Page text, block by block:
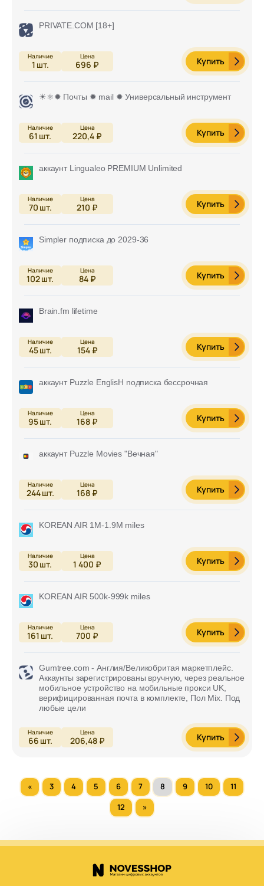
PRIVATE.COM [18+]
1 шт. 696 ₽ Купить
☀⚛️✹ Почты ✹ mail ✹ Универсальный инструмент
61 шт. 220,4 ₽ Купить
аккаунт Lingualeo PREMIUM Unlimited
70 шт. 210 ₽ Купить
Simpler подписка до 2029-36
102шт. 84 ₽ Купить
Brain.fm lifetime
45шт. 154 ₽ Купить
аккаунт Puzzle ЕпglisН nодписка бeссpoчная
95шт. 168 ₽ Купить
аккаунт Puzzle Моviеs "Вечная"
244шт. 168 ₽ Купить
KOREAN AIR 1M-1.9M miles
30 шт. 1 400 ₽ Купить
KOREAN AIR 500k-999k miles
161 шт. 700 ₽ Купить
Gumtree.com - Англия/Великобритая маркетплейс.
Аккаунты зарегистрированы вручную, через реальное
мобильное устройство на мобильные прокси UK,
верифицированная почта в комплекте, Пол Mix. Под
любые цели
66 шт. 206,48 ₽ Купить
« 3 4 5 6 7 8 9 10
11
12
»